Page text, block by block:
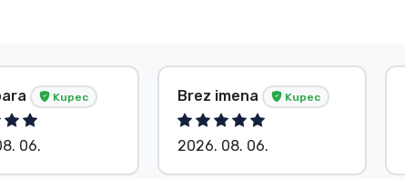
Kupec
06.
Brez imena Kupec
2026. 08. 06.